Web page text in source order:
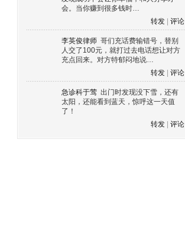
会。当你赚到很多钱时…
转发
评论
李英俊律师 哥们充话费输错号，替别
人交了100元，就打过去电话想让对方
充点回来。对方特郁闷地说…
转发
评论
急诊科于莺 出门时发现没下雪，还有
太阳，还能看到蓝天，惊呼这一天值
了！
转发
评论